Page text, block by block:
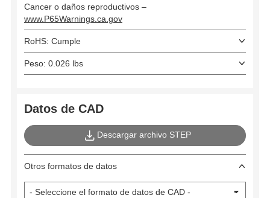
Cancer o daños reproductivos –
www.P65Warnings.ca.gov
RoHS: Cumple
Peso: 0.026 lbs
Datos de CAD
Descargar archivo STEP
Otros formatos de datos